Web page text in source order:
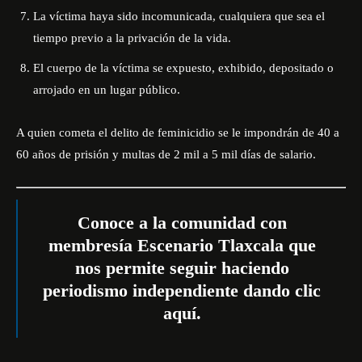
La víctima haya sido incomunicada, cualquiera que sea el
tiempo previo a la privación de la vida.
El cuerpo de la víctima se expuesto, exhibido, depositado o
arrojado en un lugar público.
A quien cometa el delito de feminicidio se le impondrán de 40 a
60 años de prisión y multas de 2 mil a 5 mil días de salario.
Conoce a la comunidad con
membresía Escenario Tlaxcala que
nos permite seguir haciendo
periodismo independiente dando clic
aquí.